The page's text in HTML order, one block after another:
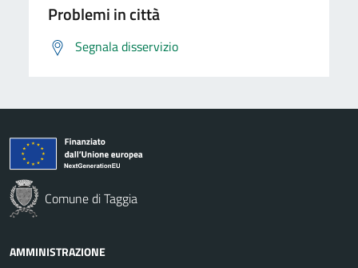
Problemi in città
Segnala disservizio
Comune di Taggia
AMMINISTRAZIONE